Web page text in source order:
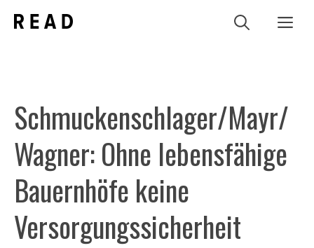
Inhalt
Schmuckenschlager/Mayr/
Wagner: Ohne lebensfähige
Bauernhöfe keine
Versorgungssicherheit